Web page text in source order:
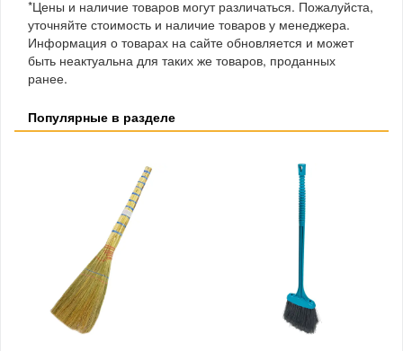
*Цены и наличие товаров могут различаться. Пожалуйста,
уточняйте стоимость и наличие товаров у менеджера.
Информация о товарах на сайте обновляется и может
быть неактуальна для таких же товаров, проданных
ранее.
Популярные в разделе